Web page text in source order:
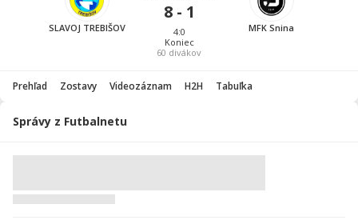
SLAVOJ TREBIŠOV
8 - 1
4:0
Koniec
60 divákov
MFK Snina
Prehľad Zostavy Videozáznam H2H Tabuľka
Správy z Futbalnetu